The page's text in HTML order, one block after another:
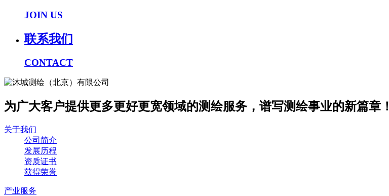
JOIN US
联系我们
CONTACT
为广大客户提供更多更好更宽领域的测绘服务，谱写测绘事业的新篇章！
关于我们
公司简介
发展历程
资质证书
获得荣誉
产业服务